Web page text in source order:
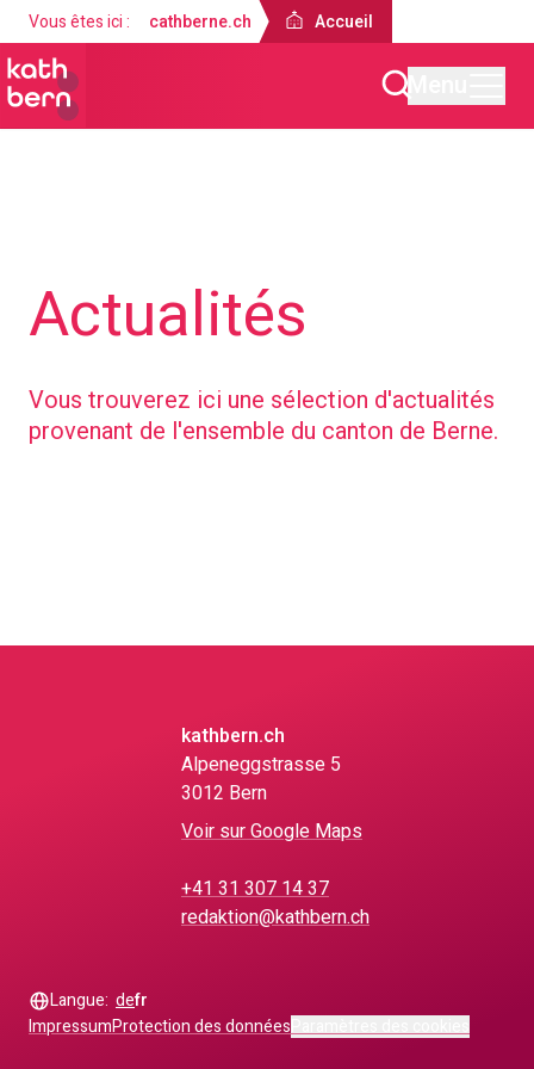
Vous êtes ici : cathberne.ch Accueil
Actualités
Vous trouverez ici une sélection d'actualités
provenant de l'ensemble du canton de Berne.
kathbern.ch
Alpeneggstrasse 5
3012 Bern
Voir sur Google Maps
+41 31 307 14 37
redaktion@kathbern.ch
ImpressumProtection des données
Langue: defr